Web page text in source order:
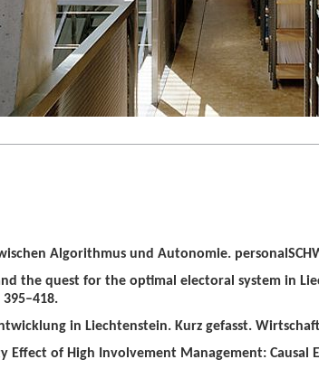
Algorithmus und Autonomie.
the quest for the optimal electoral system in
in Liechtenstein. Kurz gefasst.
Effect of High Involvement Management: Causal